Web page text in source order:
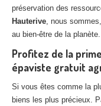
préservation des
Hauterive, nous
au bien-être de la planète.
Profitez de la
épaviste gratuit
Si vous êtes comme la
biens les plus précieux.